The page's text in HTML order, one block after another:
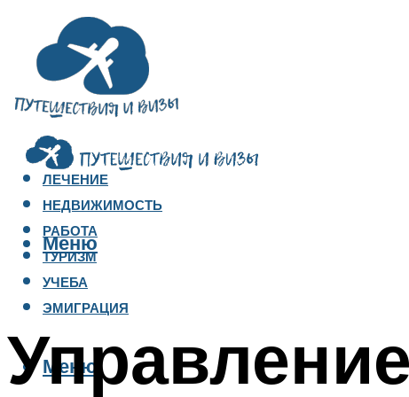
ЛЕЧЕНИЕ
НЕДВИЖИМОСТЬ
РАБОТА
ТУРИЗМ
УЧЕБА
ЭМИГРАЦИЯ
Меню
Меню